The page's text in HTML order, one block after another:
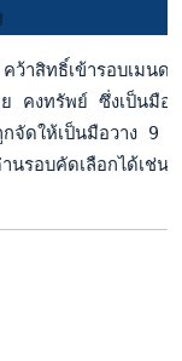
าสิทธิ์เข้ารอบเมน
คงทรัพย์ ซึ่งเป็น
ดให้เป็นมือวาง 9
รอบคัดเลือกได้เช่น